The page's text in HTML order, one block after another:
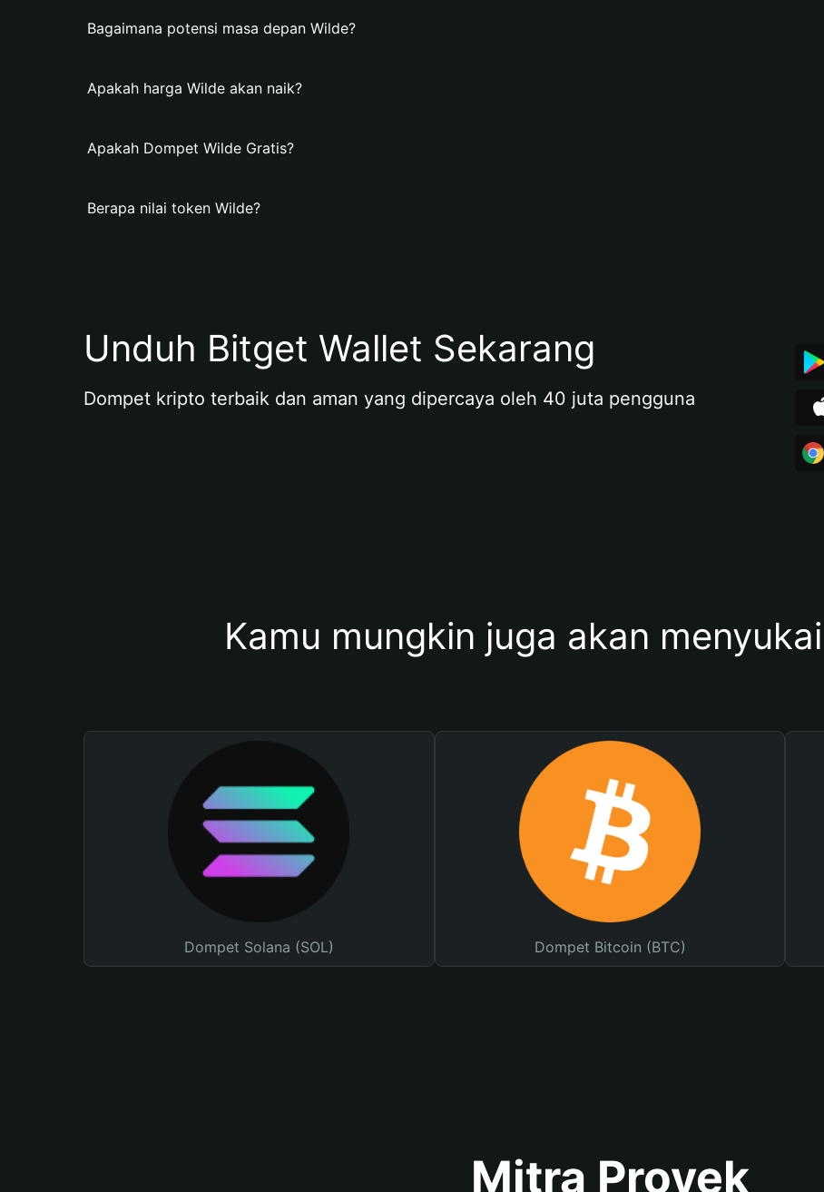
Bagaimana potensi masa depan Wilde?
Apakah harga Wilde akan naik?
Apakah Dompet Wilde Gratis?
Berapa nilai token Wilde?
Unduh Bitget Wallet Sekarang
Dompet kripto terbaik dan aman yang dipercaya oleh 40 juta pengguna
Kamu mungkin juga akan
Dompet Solana (SOL) Dompet Bitcoin (BTC)
Mitra Proyek